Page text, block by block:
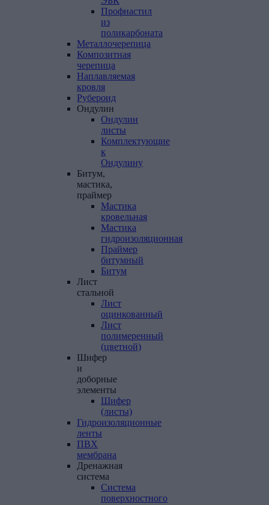
Профнастил
из
поликарбоната
Металлочерепица
Композитная
черепица
Наплавляемая
кровля
Рубероид
Ондулин
Ондулин
листы
Комплектующие
к
Ондулину
Битум,
мастика,
праймер
Мастика
кровельная
Мастика
гидроизоляционная
Праймер
битумный
Битум
Лист
стальной
Лист
оцинкованный
Лист
полимеренный
(цветной)
Шифер
и
доборные
элементы
Шифер
(листы)
Гидроизоляционные
ленты
ПВХ
мембрана
Дренажная
система
Система
поверхностного